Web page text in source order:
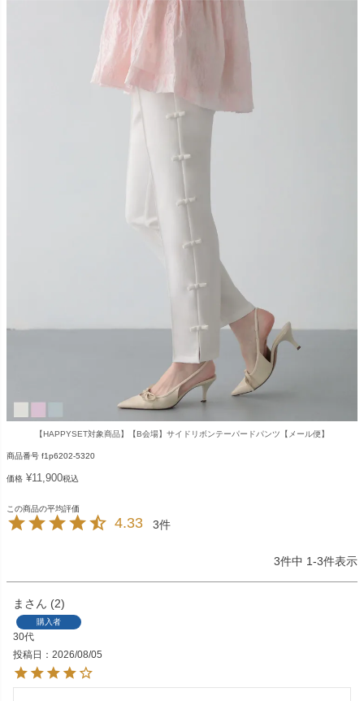
【HAPPYSET対象商品】【B会場】サイドリボンテーパードパンツ【メール便】
商品番号 f1p6202-5320
価格 ¥11,900税込
4.33 3
3件中 1-3件表示
ま 2
購入者
30代
投稿日
2026/08/05